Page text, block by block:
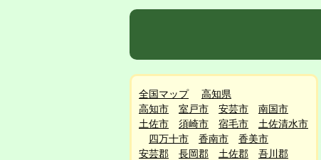
全国マップ
高知県
高知市
室戸市 安芸市
南国市
土佐市
須崎市 宿毛市
土佐清水市
四万十市
香南市
香美市
安芸郡
長岡郡 土佐郡
吾川郡